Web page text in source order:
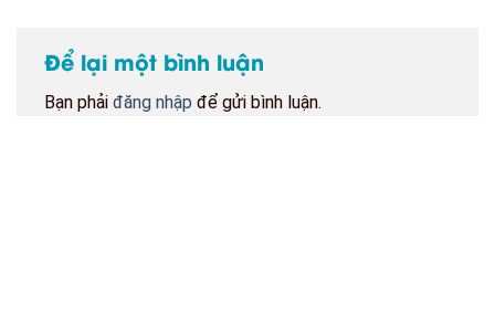
Để lại một bình luận
Bạn phải đăng nhập để gửi bình luận.